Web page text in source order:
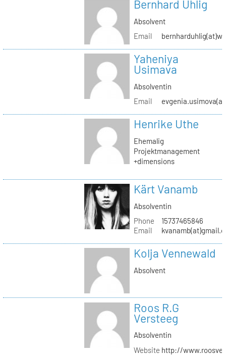
Bernhard Uhlig
Absolvent
Email
Yaheniya
Usimava
Absolventin
Email
Henrike Uthe
Ehemalig
Projektmanagement
+dimensions
Kärt Vanamb
Absolventin
Phone
15737465846
Email
Kolja Vennewald
Absolvent
Roos R.G
Versteeg
Absolventin
Website http://